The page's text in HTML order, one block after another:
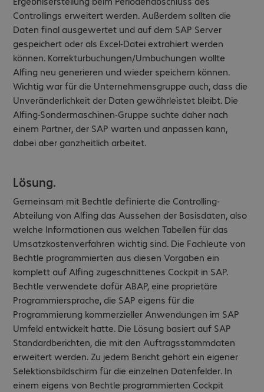
Controllings erweitert werden. Außerdem sollten die
Daten final ausgewertet und auf dem SAP Server
gespeichert oder als Excel-Datei extrahiert werden
können. Korrekturbuchungen/Umbuchungen wollte
Alfing neu generieren und wieder speichern können.
Wichtig war für die Unternehmensgruppe auch, dass die
Unveränderlichkeit der Daten gewährleistet bleibt. Die
Alfing-Sondermaschinen-Gruppe suchte daher nach
einem Partner, der SAP warten und anpassen kann,
dabei aber ganzheitlich arbeitet.
Lösung.
Gemeinsam mit Bechtle definierte die Controlling-
Abteilung von Alfing das Aussehen der Basisdaten, also
welche Informationen aus welchen Tabellen für das
Umsatzkostenverfahren wichtig sind. Die Fachleute von
Bechtle programmierten aus diesen Vorgaben ein
komplett auf Alfing zugeschnittenes Cockpit in SAP.
Bechtle verwendete dafür ABAP, eine proprietäre
Programmiersprache, die SAP eigens für die
Programmierung kommerzieller Anwendungen im SAP
Umfeld entwickelt hatte. Die Lösung basiert auf SAP
Standardberichten, die mit den Auftragsstammdaten
erweitert werden. Zu jedem Bericht gehört ein eigener
Selektionsbildschirm für die einzelnen Datenfelder. In
einem eigens von Bechtle programmierten Cockpit